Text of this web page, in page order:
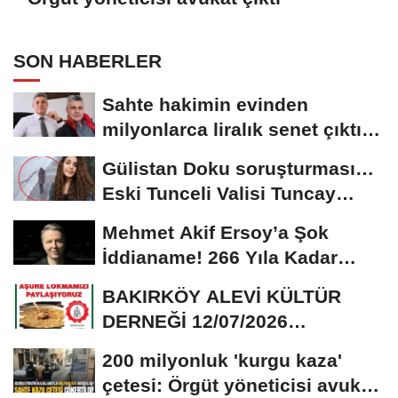
SON HABERLER
Sahte hakimin evinden
milyonlarca liralık senet çıktı:
Gülistan Doku soruşturması…
Eski Tunceli Valisi Tuncay
Mehmet Akif Ersoy’a Şok
İddianame! 266 Yıla Kadar
Hapis Talebi
BAKIRKÖY ALEVİ KÜLTÜR
DERNEĞİ 12/07/2026
DAVETİNE...
200 milyonluk 'kurgu kaza'
çetesi: Örgüt yöneticisi avukat